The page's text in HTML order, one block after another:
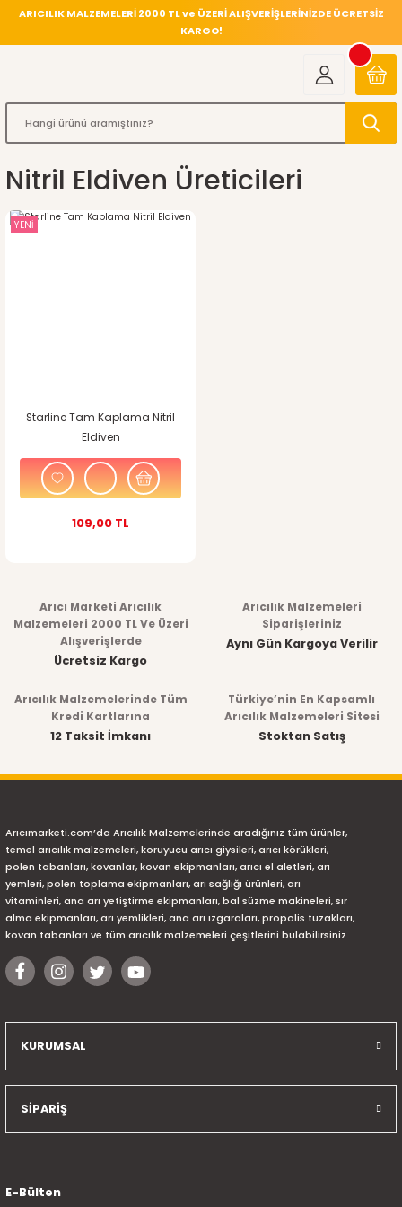
ARICILIK MALZEMELERİ 2000 TL ve ÜZERİ ALIŞVERİŞLERİNİZDE ÜCRETSİZ
KARGO!
Nitril Eldiven Üreticileri
YENİ
Starline Tam Kaplama Nitril
Eldiven
109,00 TL
Arıcı Marketi Arıcılık
Malzemeleri 2000 TL Ve Üzeri
Alışverişlerde
Ücretsiz Kargo
Arıcılık Malzemeleri
Siparişleriniz
Aynı Gün Kargoya Verilir
Arıcılık Malzemelerinde Tüm
Kredi Kartlarına
12 Taksit İmkanı
Türkiye’nin En Kapsamlı
Arıcılık Malzemeleri Sitesi
Stoktan Satış
Arıcımarketi.com’da Arıcılık Malzemelerinde aradığınız tüm ürünler,
temel arıcılık malzemeleri, koruyucu arıcı giysileri, arıcı körükleri,
polen tabanları, kovanlar, kovan ekipmanları, arıcı el aletleri, arı
yemleri, polen toplama ekipmanları, arı sağlığı ürünleri, arı
vitaminleri, ana arı yetiştirme ekipmanları, bal süzme makineleri, sır
alma ekipmanları, arı yemlikleri, ana arı ızgaraları, propolis tuzakları,
kovan tabanları ve tüm arıcılık malzemeleri çeşitlerini bulabilirsiniz.
KURUMSAL
SİPARİŞ
E-Bülten